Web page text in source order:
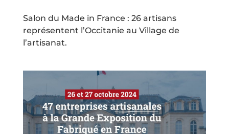
Salon du Made in France : 26 artisans
représentent l’Occitanie au Village de
l’artisanat.